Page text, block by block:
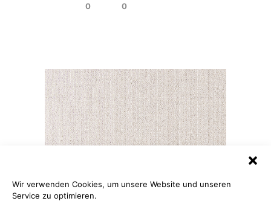
Wir verwenden Cookies, um unsere Website und unseren
Service zu optimieren.
0 0